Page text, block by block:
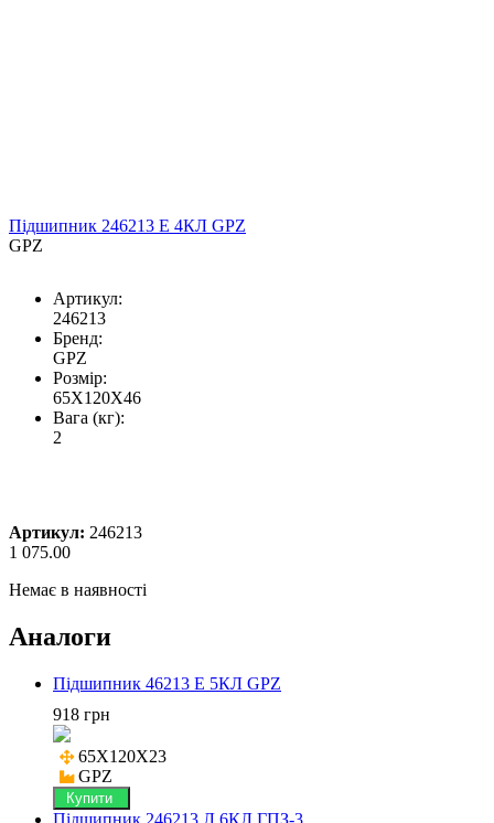
Підшипник 246213 Е 4КЛ GPZ
GPZ
Артикул:
246213
Бренд:
GPZ
Розмір:
65X120X46
Вага (кг):
2
Артикул: 246213
1 075.00
Немає в наявності
Аналоги
Підшипник 46213 Е 5КЛ GPZ
918 грн
65X120X23
GPZ
Купити
Підшипник 246213 Л 6КЛ ГПЗ-3